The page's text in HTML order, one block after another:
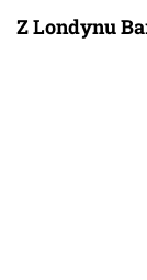
Z Londynu